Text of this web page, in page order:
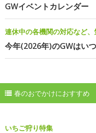
GWイベントカレンダー
連休中の各機関の対応など
今年(2026年)のGWはい
春のおでかけにおすすめ
いちご狩り特集